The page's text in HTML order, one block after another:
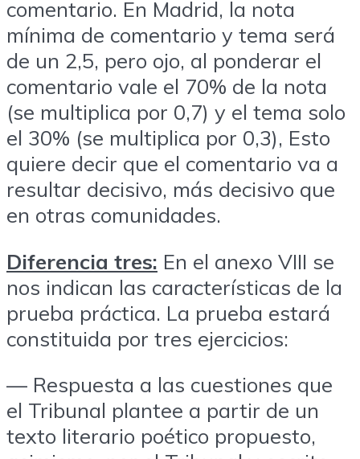
comentario. En Madrid, la nota
mínima de comentario y tema será
de un 2,5, pero ojo, al ponderar el
comentario vale el 70% de la nota
(se multiplica por 0,7) y el tema solo
el 30% (se multiplica por 0,3), Esto
quiere decir que el comentario va a
resultar decisivo, más decisivo que
en otras comunidades.
Diferencia tres: En el anexo VIII se
nos indican las características de la
prueba práctica. La prueba estará
constituida por tres ejercicios:
— Respuesta a las cuestiones que
el Tribunal plantee a partir de un
texto literario poético propuesto,